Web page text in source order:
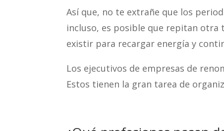
Así que, no te extrañe que los
incluso, es posible que repitan otra
existir para recargar energía y
Los ejecutivos de empresas de
Estos tienen la gran tarea de